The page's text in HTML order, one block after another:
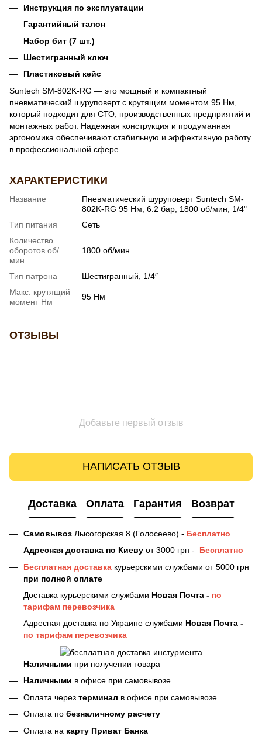
Инструкция по эксплуатации
Гарантийный талон
Набор бит (7 шт.)
Шестигранный ключ
Пластиковый кейс
Suntech SM-802K-RG — это мощный и компактный
пневматический шуруповерт с крутящим моментом 95 Нм,
который подходит для СТО, производственных предприятий и
монтажных работ. Надежная конструкция и продуманная
эргономика обеспечивают стабильную и эффективную работу
в профессиональной сфере.
ХАРАКТЕРИСТИКИ
Название
Пневматический шуруповерт Suntech SM-
802K-RG 95 Нм, 6.2 бар, 1800 об/мин, 1/4"
Тип питания
Сеть
Количество
оборотов об/
мин
1800 об/мин
Тип патрона
Шестигранный, 1/4″
Макс. крутящий
момент Нм
95 Нм
ОТЗЫВЫ
Добавьте первый отзыв
НАПИСАТЬ ОТЗЫВ
Доставка Оплата Гарантия Возврат
Самовывоз Лысогорская 8 (Голосеево) - Бесплатно
Адресная доставка по Киеву от 3000 грн -
Бесплатно
Бесплатная доставка курьерскими службами от 5000 грн
при полной оплате
Доставка курьерскими службами Новая Почта - по
тарифам перевозчика
Адресная доставка по Украине службами Новая Почта -
по тарифам перевозчика
Наличными при получении товара
Наличными в офисе при самовывозе
Оплата через терминал в офисе при самовывозе
Оплата по безналичному расчету
Оплата на карту Приват Банка